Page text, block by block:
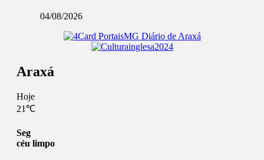
04/08/2026
Araxá
Hoje
21℃
Seg
céu limpo